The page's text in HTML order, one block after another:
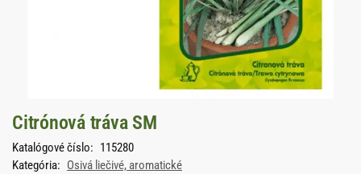
Citrónová tráva SM
Katalógové číslo: 115280
Kategória: Osivá liečivé, aromatické